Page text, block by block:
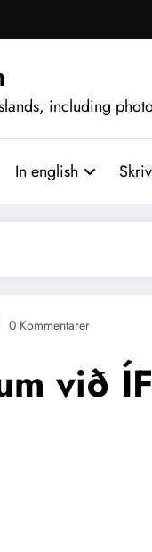
including
In english
0 Kommentarer
við